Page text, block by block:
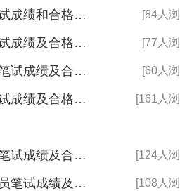
[84人
2024中央机关及其直属机构考试录用公务员笔试成绩和合格分数线发布
[77人
2024中央机关及其直属机构考试录用公务员笔试成绩及合格分数线发布
[60人
2024年中央机关及其直属机构考试录用公务员笔试成绩及合格分数线发布
[161人
2024中央机关及其直属机构考试录用公务员笔试成绩及合格分数线公布
[124人
2024年中央机关及其直属机构考试录用公务员笔试成绩及合格分数线公布
[108人
2024年度中央机关及其直属机构考试录用公务员笔试成绩及合格分数线发布